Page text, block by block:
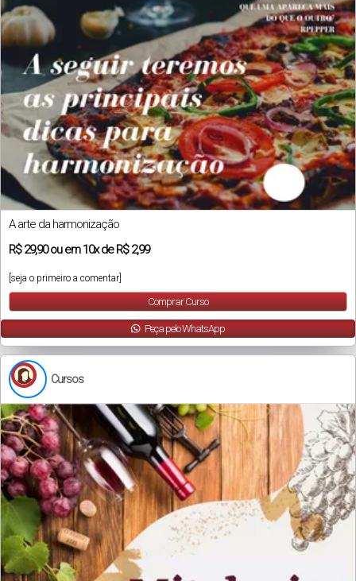
A arte da harmonização
R$29,90ou em10xdeR$ 2,99
[seja o primeiro a comentar]
Comprar Curso
Peça pelo WhatsApp
Cursos